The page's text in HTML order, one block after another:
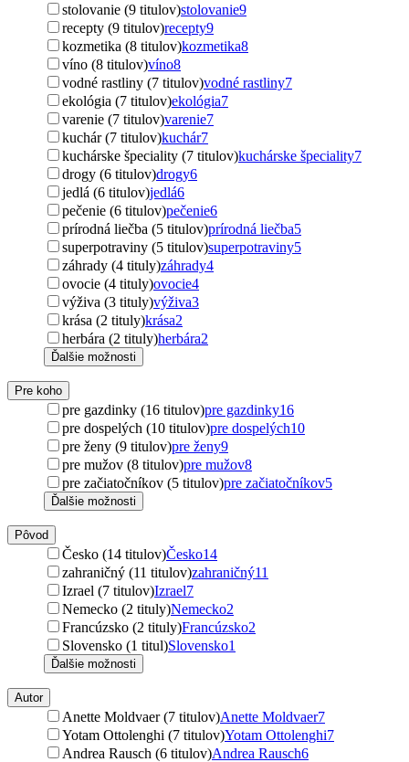
stolovanie (9 titulov)stolovanie9
recepty (9 titulov)recepty9
kozmetika (8 titulov)kozmetika8
víno (8 titulov)víno8
vodné rastliny (7 titulov)vodné rastliny7
ekológia (7 titulov)ekológia7
varenie (7 titulov)varenie7
kuchár (7 titulov)kuchár7
kuchárske špeciality (7 titulov)kuchárske špeciality7
drogy (6 titulov)drogy6
jedlá (6 titulov)jedlá6
pečenie (6 titulov)pečenie6
prírodná liečba (5 titulov)prírodná liečba5
superpotraviny (5 titulov)superpotraviny5
záhrady (4 tituly)záhrady4
ovocie (4 tituly)ovocie4
výživa (3 tituly)výživa3
krása (2 tituly)krása2
herbára (2 tituly)herbára2
Ďalšie možnosti
Pre koho
pre gazdinky (16 titulov)pre gazdinky16
pre dospelých (10 titulov)pre dospelých10
pre ženy (9 titulov)pre ženy9
pre mužov (8 titulov)pre mužov8
pre začiatočníkov (5 titulov)pre začiatočníkov5
Ďalšie možnosti
Pôvod
Česko (14 titulov)Česko14
zahraničný (11 titulov)zahraničný11
Izrael (7 titulov)Izrael7
Nemecko (2 tituly)Nemecko2
Francúzsko (2 tituly)Francúzsko2
Slovensko (1 titul)Slovensko1
Ďalšie možnosti
Autor
Anette Moldvaer (7 titulov)Anette Moldvaer7
Yotam Ottolenghi (7 titulov)Yotam Ottolenghi7
Andrea Rausch (6 titulov)Andrea Rausch6